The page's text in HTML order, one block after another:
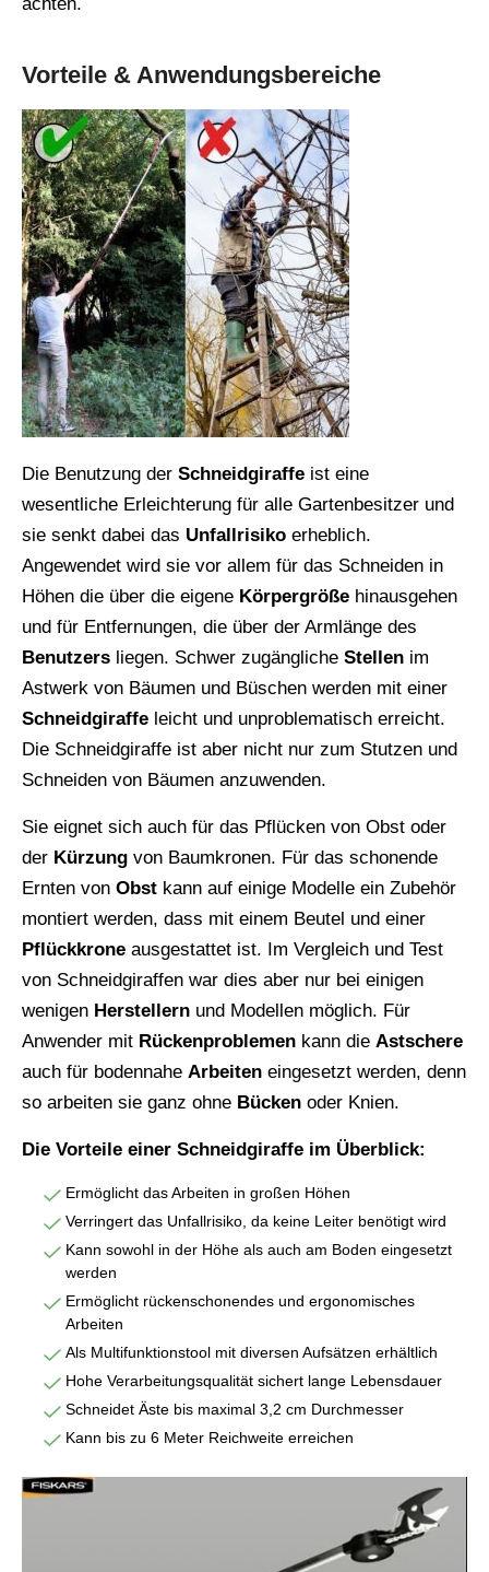
Vorteile & Anwendungsbereiche
Die Benutzung der Schneidgiraffe ist eine
wesentliche Erleichterung für alle Gartenbesitzer und
sie senkt dabei das Unfallrisiko erheblich.
Angewendet wird sie vor allem für das Schneiden in
Höhen die über die eigene Körpergröße hinausgehen
und für Entfernungen, die über der Armlänge des
Benutzers liegen. Schwer zugängliche Stellen im
Astwerk von Bäumen und Büschen werden mit einer
Schneidgiraffe leicht und unproblematisch erreicht.
Die Schneidgiraffe ist aber nicht nur zum Stutzen und
Schneiden von Bäumen anzuwenden.
Sie eignet sich auch für das Pflücken von Obst oder
der Kürzung von Baumkronen. Für das schonende
Ernten von Obst kann auf einige Modelle ein Zubehör
montiert werden, dass mit einem Beutel und einer
Pflückkrone ausgestattet ist. Im Vergleich und Test
von Schneidgiraffen war dies aber nur bei einigen
wenigen Herstellern und Modellen möglich. Für
Anwender mit Rückenproblemen kann die Astschere
auch für bodennahe Arbeiten eingesetzt werden, denn
so arbeiten sie ganz ohne Bücken oder Knien.
Die Vorteile einer Schneidgiraffe im Überblick:
Ermöglicht das Arbeiten in großen Höhen
Verringert das Unfallrisiko, da keine Leiter benötigt wird
Kann sowohl in der Höhe als auch am Boden eingesetzt
werden
Ermöglicht rückenschonendes und ergonomisches
Arbeiten
Als Multifunktionstool mit diversen Aufsätzen erhältlich
Hohe Verarbeitungsqualität sichert lange Lebensdauer
Schneidet Äste bis maximal 3,2 cm Durchmesser
Kann bis zu 6 Meter Reichweite erreichen